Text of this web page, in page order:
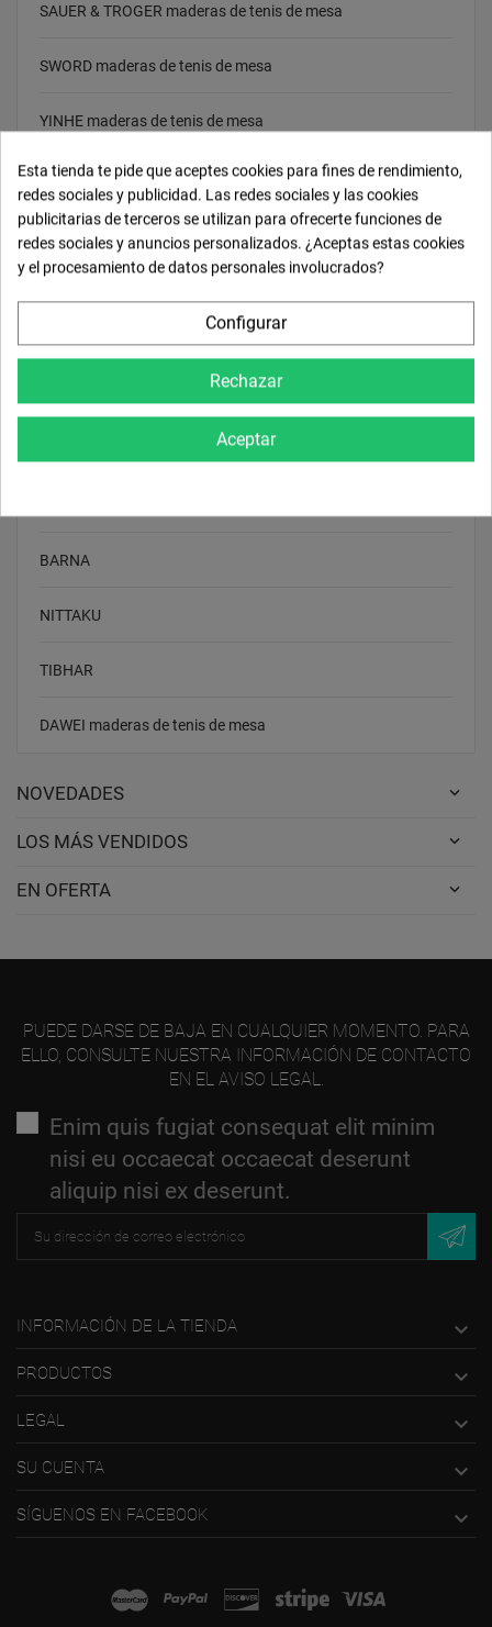
SAUER & TROGER maderas de tenis de mesa
SWORD maderas de tenis de mesa
YINHE maderas de tenis de mesa
HALLMARK maderas de tenis de mesa
Yasaka maderas de tenis de mesa
DONIC maderas de tenis de mesa
BARNA
NITTAKU
TIBHAR
DAWEI maderas de tenis de mesa
NOVEDADES
LOS MÁS VENDIDOS
EN OFERTA
PUEDE DARSE DE BAJA EN CUALQUIER MOMENTO. PARA
ELLO, CONSULTE NUESTRA INFORMACIÓN DE CONTACTO
EN EL AVISO LEGAL.
Enim quis fugiat consequat elit minim
nisi eu occaecat occaecat deserunt
aliquip nisi ex deserunt.
INFORMACIÓN DE LA TIENDA 
PRODUCTOS 
LEGAL 
SU CUENTA 
SÍGUENOS EN FACEBOOK 
Esta tienda te pide que aceptes cookies para fines de rendimiento,
redes sociales y publicidad. Las redes sociales y las cookies
publicitarias de terceros se utilizan para ofrecerte funciones de
redes sociales y anuncios personalizados. ¿Aceptas estas cookies
y el procesamiento de datos personales involucrados?
Configurar
Rechazar
Aceptar